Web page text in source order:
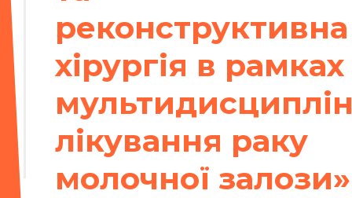
реконструктивна
хірургія в рамках
лікування раку
молочної залози»